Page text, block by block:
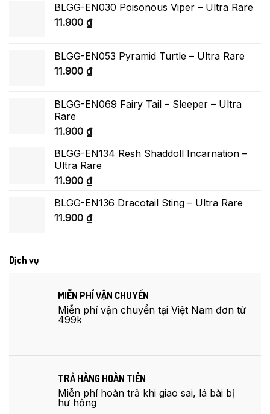
BLGG-EN030 Poisonous Viper – Ultra Rare
11.900 ₫
BLGG-EN053 Pyramid Turtle – Ultra Rare
11.900 ₫
BLGG-EN069 Fairy Tail – Sleeper – Ultra
Rare
11.900 ₫
BLGG-EN134 Resh Shaddoll Incarnation –
Ultra Rare
11.900 ₫
BLGG-EN136 Dracotail Sting – Ultra Rare
11.900 ₫
Dịch vụ
MIỄN PHÍ VẬN CHUYỂN
Miễn phí vận chuyển tại Việt Nam đơn từ
499k
TRẢ HÀNG HOÀN TIỀN
Miễn phí hoàn trả khi giao sai, lá bài bị
hư hỏng